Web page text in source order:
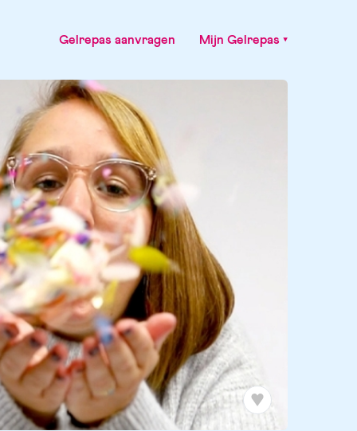
Gelrepas aanvragen Mijn Gelrepas